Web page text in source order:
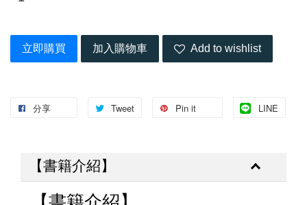
立即購買 加入購物車 Add to wishlist
分享 Tweet Pin it LINE
【書籍介紹】